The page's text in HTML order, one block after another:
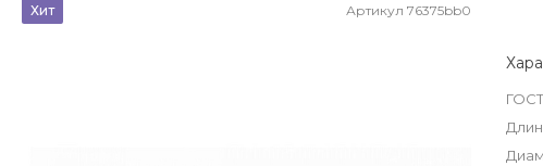
Хит Артикул76375bb0
ГОСТ